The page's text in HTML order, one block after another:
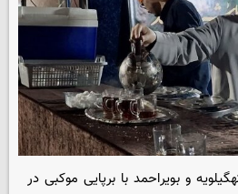
و بویراحمد با برپایی موکبی در